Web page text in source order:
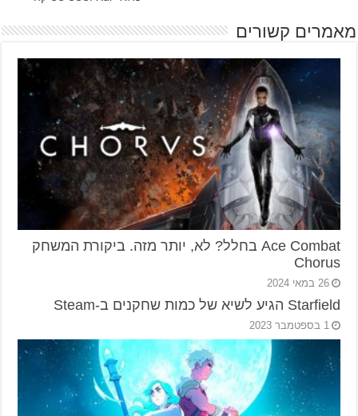
מאמרים קשורים
Ace Combat בחלל? לא, יותר מזה. ביקורת המשחק
Chorus
26 במאי 2024
Starfield הגיע לשיא של כמות שחקנים ב-Steam
1 בספטמבר 2023